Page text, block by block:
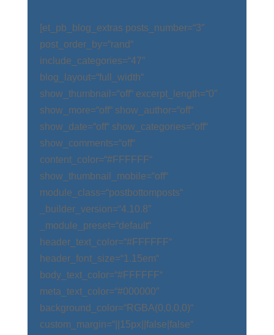
[et_pb_blog_extras posts_number=“3″
post_order_by=“rand“
include_categories=“47″
blog_layout=“full_width“
show_thumbnail=“off“ excerpt_length=“0″
show_more=“off“ show_author=“off“
show_date=“off“ show_categories=“off“
show_comments=“off“
content_color=“#FFFFFF“
show_thumbnail_mobile=“off“
module_class=“postbottomposts“
_builder_version=“4.10.8″
_module_preset=“default“
header_text_color=“#FFFFFF“
header_font_size=“1.15em“
body_text_color=“#FFFFFF“
meta_text_color=“#000000″
background_color=“RGBA(0,0,0,0)“
custom_margin=“||15px||false|false“